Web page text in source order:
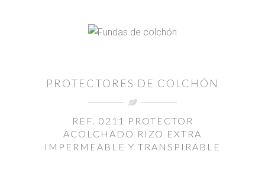
PROTECTORES DE COLCHÓN
REF. 0211 PROTECTOR
ACOLCHADO RIZO EXTRA
IMPERMEABLE Y TRANSPIRABLE